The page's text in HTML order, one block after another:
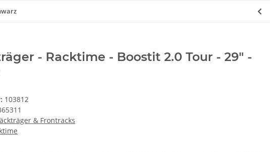
- Racktime - Boostit 2.0 Tour - 29" -
103812
& Frontracks